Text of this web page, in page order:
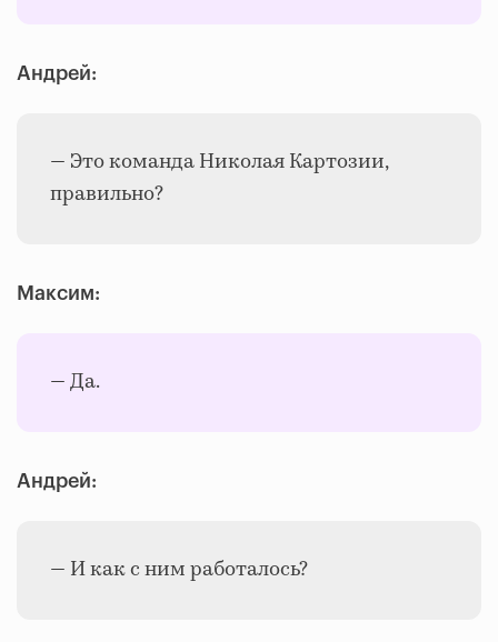
Андрей:
— Это команда Николая Картозии,
правильно?
Максим:
— Да.
Андрей:
— И как с ним работалось?